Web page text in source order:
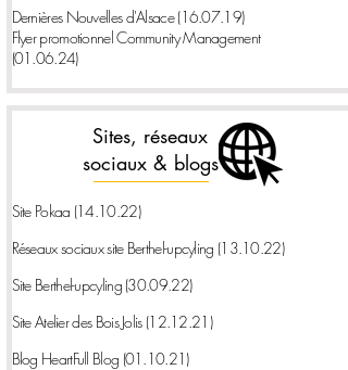
Dernières Nouvelles d'Alsace(16.07.19)
Flyer promotionnel Community Management
(01.06.24)
Sites, réseaux
sociaux & blogs
Site Pokaa (14.10.22)
Réseaux sociaux site Berthel-upcyling (13.10.22)
Site Berthel-upcyling(30.09.22)
Site Atelier des Bois Jolis(12.12.21)
Blog HeartFull Blog (01.10.21)